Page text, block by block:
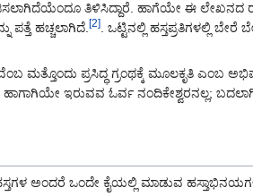
ತಿಳಿಸಿದ್ದಾರೆ. ಹಾಗೆಯೇ ಈ
ಪತ್ತೆ ಹಚ್ಚಲಾಗಿದೆ.[2]. ಒಟ್ಟಿನಲ್ಲಿ ಹಸ್ತಪ್ರತಿಗಳಲ್ಲಿ ಬೇರೆ
ಪ್ರಸಿದ್ಧ ಗ್ರಂಥಕ್ಕೆ ಮೂಲಕೃತಿ ಎಂಬ
ಇರುವವ ಓರ್ವ ನಂದಿಕೇಶ್ವರನಲ್ಲ;
ಅಂದರೆ ಒಂದೇ ಕೈಯಲ್ಲಿ ಮಾಡುವ